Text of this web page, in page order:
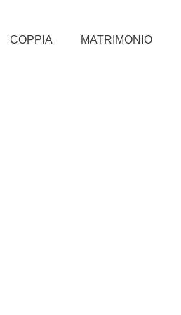
COPPIA MATRIMONIO